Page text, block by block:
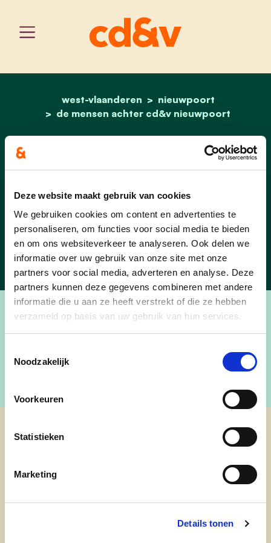
Deze website maakt gebruik van cookies
We gebruiken cookies om content en advertenties te
personaliseren, om functies voor social media te bieden
en om ons websiteverkeer te analyseren. Ook delen we
informatie over uw gebruik van onze site met onze
partners voor social media, adverteren en analyse. Deze
partners kunnen deze gegevens combineren met andere
informatie die u aan ze heeft verstrekt of die ze hebben
verzameld op basis van uw gebruik van hun services.
Noodzakelijk
Voorkeuren
Statistieken
Marketing
Details tonen
home
west-vlaanderen
nieuwpoort
de mensen achter cd&v nieuwpoort
francoise claeyssens-
Claeyssens-
Vandenbohede
Bestuurslid
cd&v Nieuwpoort